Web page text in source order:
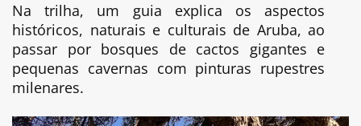
Na trilha, um guia explica os aspectos
históricos, naturais e culturais de Aruba, ao
passar por bosques de cactos gigantes e
pequenas cavernas com pinturas rupestres
milenares.